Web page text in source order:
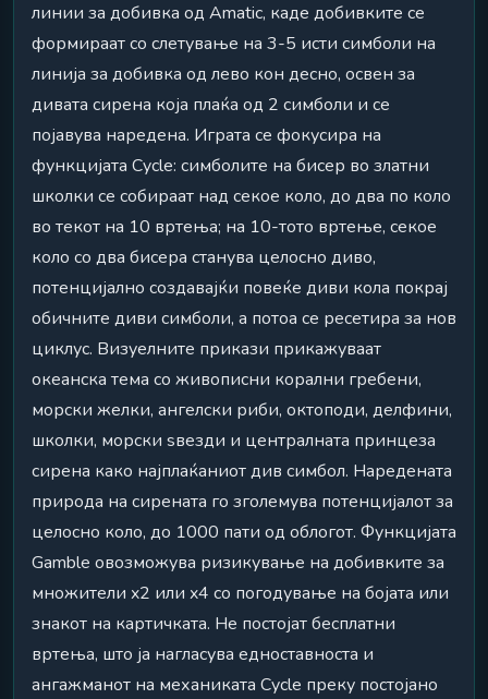
линии за добивка од Amatic, каде добивките се
формираат со слетување на 3-5 исти симболи на
линија за добивка од лево кон десно, освен за
дивата сирена која плаќа од 2 симболи и се
појавува наредена. Играта се фокусира на
функцијата Cycle: симболите на бисер во златни
школки се собираат над секое коло, до два по коло
во текот на 10 вртења; на 10-тото вртење, секое
коло со два бисера станува целосно диво,
потенцијално создавајќи повеќе диви кола покрај
обичните диви симболи, а потоа се ресетира за нов
циклус. Визуелните прикази прикажуваат
океанска тема со живописни корални гребени,
морски желки, ангелски риби, октоподи, делфини,
школки, морски ѕвезди и централната принцеза
сирена како најплаќаниот див симбол. Наредената
природа на сирената го зголемува потенцијалот за
целосно коло, до 1000 пати од облогот. Функцијата
Gamble овозможува ризикување на добивките за
множители x2 или x4 со погодување на бојата или
знакот на картичката. Не постојат бесплатни
вртења, што ја нагласува едноставноста и
ангажманот на механиката Cycle преку постојано